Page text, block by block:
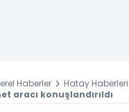
Haberler Hatay Haberleri
aracı konuşlandırıldı